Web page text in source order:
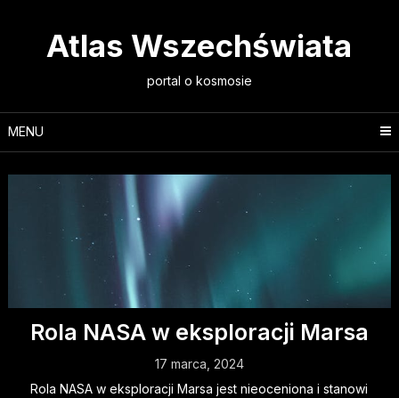
Atlas Wszechświata
portal o kosmosie
MENU
Rola NASA w eksploracji Marsa
17 marca, 2024
Rola NASA w eksploracji Marsa jest nieoceniona i stanowi